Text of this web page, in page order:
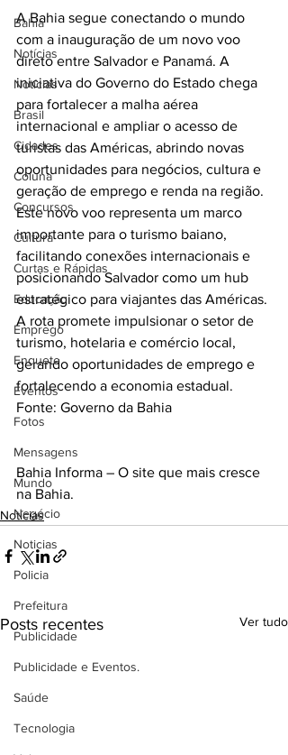
Bahia
Notícias
Notícias
Brasil
Cidades
Coluna
Concursos
Cultura
Curtas e Rápidas
Educação
Emprego
Enquete
Eventos
Fotos
Mensagens
Mundo
Negócio
Noticias
Policia
Prefeitura
Publicidade
Publicidade e Eventos.
Saúde
Tecnologia
A Bahia segue conectando o mundo
com a inauguração de um novo voo
direto entre Salvador e Panamá. A
iniciativa do Governo do Estado chega
para fortalecer a malha aérea
internacional e ampliar o acesso de
turistas das Américas, abrindo novas
oportunidades para negócios, cultura e
geração de emprego e renda na região.
Este novo voo representa um marco
importante para o turismo baiano,
facilitando conexões internacionais e
posicionando Salvador como um hub
estratégico para viajantes das Américas.
A rota promete impulsionar o setor de
turismo, hotelaria e comércio local,
gerando oportunidades de emprego e
fortalecendo a economia estadual.
Fonte: Governo da Bahia
Bahia Informa – O site que mais cresce
na Bahia.
Notícias
Posts recentes Ver tudo